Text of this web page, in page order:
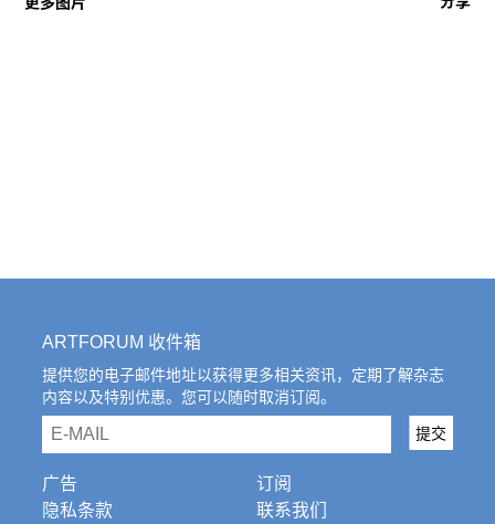
ARTFORUM 收件箱
提供您的电子邮件地址以获得更多相关资讯，定期了解杂志
内容以及特别优惠。您可以随时取消订阅。
email 提交
广告
隐私条款
订阅
联系我们